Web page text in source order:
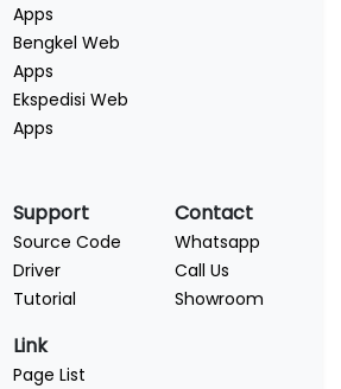
Apps
Bengkel Web
Apps
Ekspedisi Web
Apps
Support
Source Code
Driver
Tutorial
Link
Page List
Contact
Whatsapp
Call Us
Showroom